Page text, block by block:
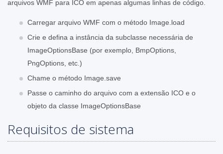
arquivos WMF para ICO em apenas algumas linhas de código.
Carregar arquivo WMF com o método Image.load
Crie e defina a instância da subclasse necessária de
ImageOptionsBase (por exemplo, BmpOptions,
PngOptions, etc.)
Chame o método Image.save
Passe o caminho do arquivo com a extensão ICO e o
objeto da classe ImageOptionsBase
Requisitos de sistema